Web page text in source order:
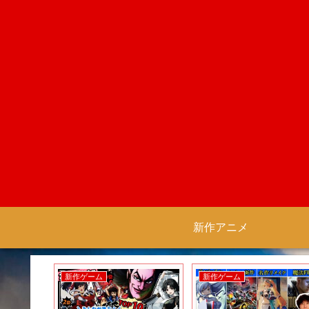
新作アニメ
新作ゲーム 新作ゲーム